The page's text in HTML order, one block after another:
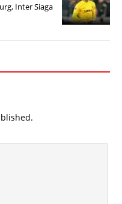
Inter Siaga